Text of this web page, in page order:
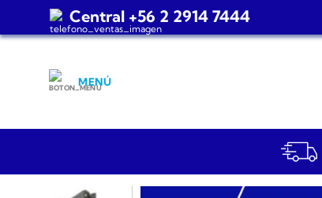
Central +56 2 2914 7444
MENÚ